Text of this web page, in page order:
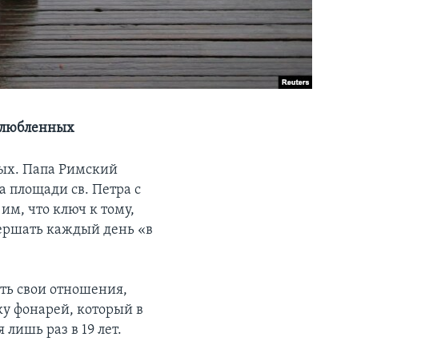
Папа Римский
площади св. Петра с
что ключ к тому,
каждый день «в
свои отношения,
фонарей, который в
лишь раз в 19 лет.